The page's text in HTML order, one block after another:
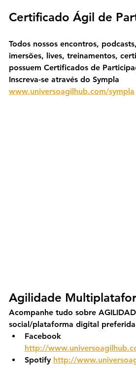
Certificado Ágil de
Todos nossos encontros,
imersões, lives, treinamentos,
possuem Certificados de
Inscreva-se através do Sympla
www.universoagilhub.com/sympla
Agilidade
Acompanhe tudo sobre
social/plataforma digital
Facebook
http://
Spotify http://